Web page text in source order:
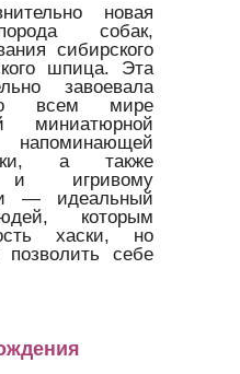
новая
собак,
сибирского
шпица. Эта
завоевала
всем мире
миниатюрной
а также
и игривому
— идеальный
которым
хаски, но
себе